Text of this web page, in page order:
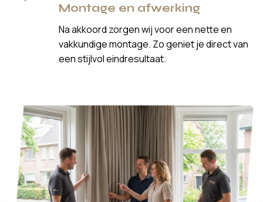
Montage en afwerking
Na akkoord zorgen wij voor een nette en
vakkundige montage. Zo geniet je direct van
een stijlvol eindresultaat.